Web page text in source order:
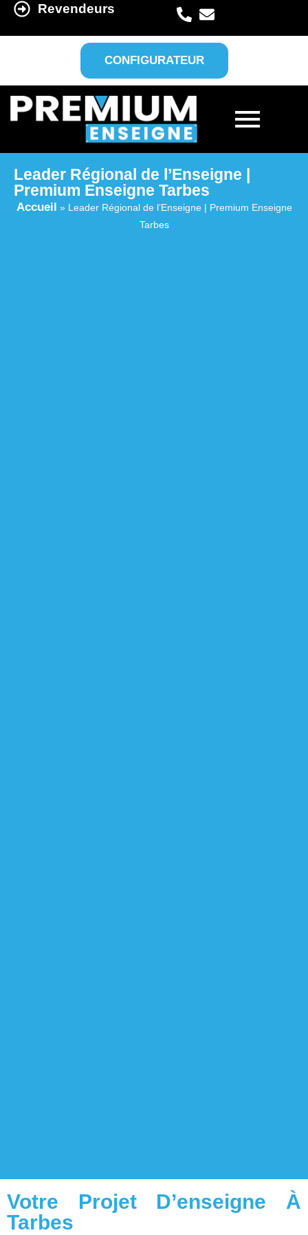
Revendeurs
CONFIGURATEUR
Leader Régional de l’Enseigne |
Premium Enseigne Tarbes
Accueil » Leader Régional de l’Enseigne | Premium Enseigne
Tarbes
Votre Projet D’enseigne À
Tarbes